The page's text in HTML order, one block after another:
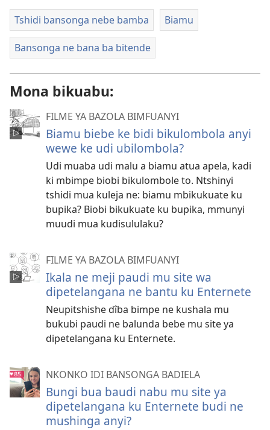
Tshidi bansonga nebe bamba Biamu
Bansonga ne bana ba bitende
Mona bikuabu:
FILME YA BAZOLA BIMFUANYI
Biamu biebe ke bidi bikulombola anyi
wewe ke udi ubilombola?
Udi muaba udi malu a biamu atua apela, kadi
ki mbimpe biobi bikulombole to. Ntshinyi
tshidi mua kuleja ne: biamu mbikukuate ku
bupika? Biobi bikukuate ku bupika, mmunyi
muudi mua kudisululaku?
FILME YA BAZOLA BIMFUANYI
Ikala ne meji paudi mu site wa
dipetelangana ne bantu ku Enternete
Neupitshishe dîba bimpe ne kushala mu
bukubi paudi ne balunda bebe mu site ya
dipetelangana ku Enternete.
NKONKO IDI BANSONGA BADIELA
Bungi bua baudi nabu mu site ya
dipetelangana ku Enternete budi ne
mushinga anyi?